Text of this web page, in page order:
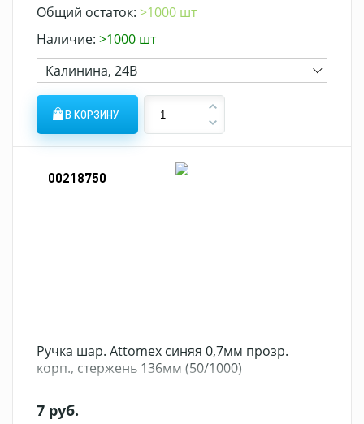
Общий остаток: >1000 шт
Наличие: >1000 шт
Калинина, 24В
В КОРЗИНУ
00218750
Ручка шар. Attomex синяя 0,7мм прозр.
корп., стержень 136мм (50/1000)
7 руб.